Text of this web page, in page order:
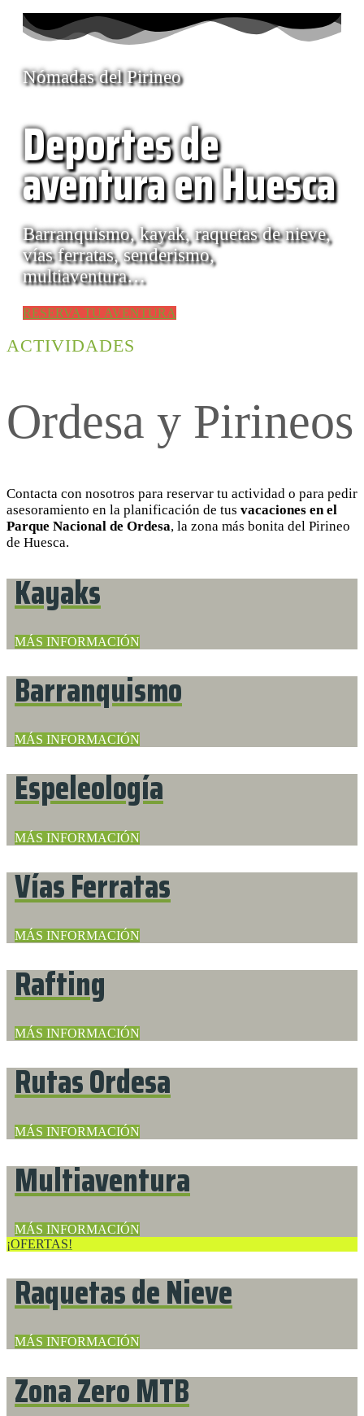
Nómadas del Pirineo
Deportes de
aventura en Huesca
Barranquismo, kayak, raquetas de nieve,
vías ferratas, senderismo,
multiaventura…
RESERVA TU AVENTURA
ACTIVIDADES
Ordesa y Pirineos
Contacta con nosotros para reservar tu actividad o para pedir
asesoramiento en la planificación de tus vacaciones en el
Parque Nacional de Ordesa, la zona más bonita del Pirineo
de Huesca.
Kayaks
MÁS INFORMACIÓN
Barranquismo
MÁS INFORMACIÓN
Espeleología
MÁS INFORMACIÓN
Vías Ferratas
MÁS INFORMACIÓN
Rafting
MÁS INFORMACIÓN
Rutas Ordesa
MÁS INFORMACIÓN
Multiaventura
MÁS INFORMACIÓN
¡OFERTAS!
Raquetas de Nieve
MÁS INFORMACIÓN
Zona Zero MTB